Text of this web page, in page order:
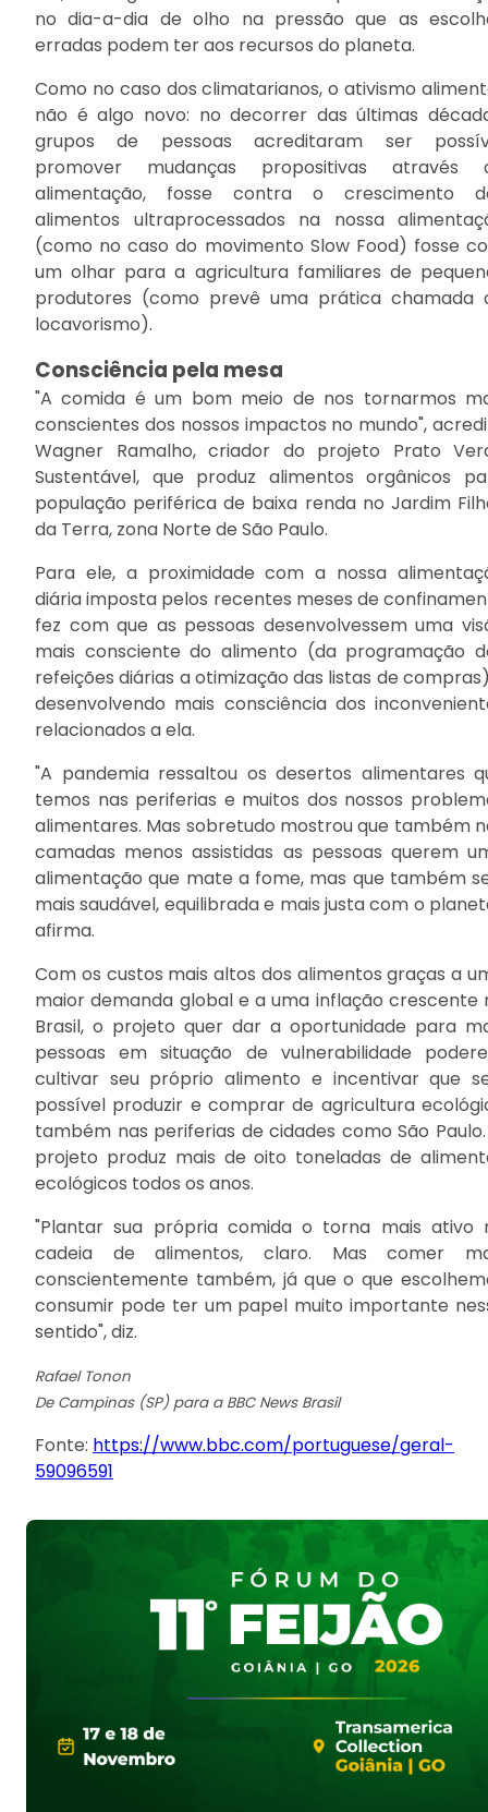
no dia-a-dia de olho na pressão que as
erradas podem ter aos recursos do planeta.
Como no caso dos climatarianos, o ativismo
não é algo novo: no decorrer das últimas
grupos de pessoas acreditaram ser
promover mudanças propositivas através
alimentação, fosse contra o crescimento
alimentos ultraprocessados na nossa
(como no caso do movimento Slow Food) fosse
um olhar para a agricultura familiares de
produtores (como prevê uma prática chamada
locavorismo).
Consciência pela mesa
"A comida é um bom meio de nos tornarmos
conscientes dos nossos impactos no mundo",
Wagner Ramalho, criador do projeto Prato
Sustentável, que produz alimentos orgânicos
população periférica de baixa renda no Jardim
da Terra, zona Norte de São Paulo.
Para ele, a proximidade com a nossa
diária imposta pelos recentes meses de
fez com que as pessoas desenvolvessem uma
mais consciente do alimento (da programação
refeições diárias a otimização das listas de
desenvolvendo mais consciência dos
relacionados a ela.
"A pandemia ressaltou os desertos alimentares
temos nas periferias e muitos dos nossos
alimentares. Mas sobretudo mostrou que também
camadas menos assistidas as pessoas querem
alimentação que mate a fome, mas que também
mais saudável, equilibrada e mais justa com o
afirma.
Com os custos mais altos dos alimentos graças a
maior demanda global e a uma inflação crescente
Brasil, o projeto quer dar a oportunidade para
pessoas em situação de vulnerabilidade
cultivar seu próprio alimento e incentivar que
possível produzir e comprar de agricultura
também nas periferias de cidades como São
projeto produz mais de oito toneladas de
ecológicos todos os anos.
"Plantar sua própria comida o torna mais ativo
cadeia de alimentos, claro. Mas comer
conscientemente também, já que o que
consumir pode ter um papel muito importante
sentido", diz.
Rafael Tonon
De Campinas (SP) para a BBC News Brasil
Fonte: https://www.bbc.com/portuguese/geral-
59096591